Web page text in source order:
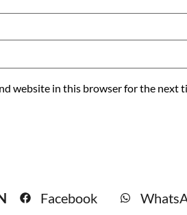
website in this browser for the next
Facebook